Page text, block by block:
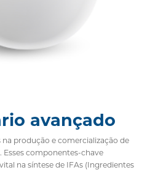
avançado
produção e comercialização de
Esses componentes-chave
na síntese de IFAs (Ingredientes